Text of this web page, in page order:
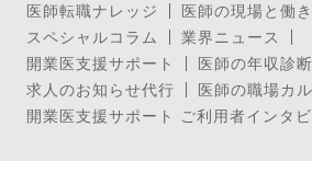
医師転職ナレッジ
医師の現場と働
スペシャルコラム
業界ニュース
開業医支援サポート
医師の年収診断
求人のお知らせ代行
医師の職場カ
開業医支援サポート ご利用者インタ